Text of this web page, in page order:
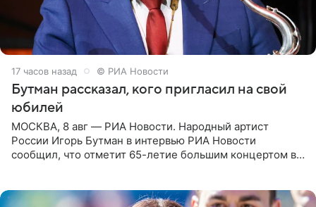
17 часов назад © РИА Новости
Бутман рассказал, кого пригласил на свой
юбилей
МОСКВА, 8 авг — РИА Новости. Народный артист
России Игорь Бутман в интервью РИА Новости
сообщил, что отметит 65-летие большим концертом в